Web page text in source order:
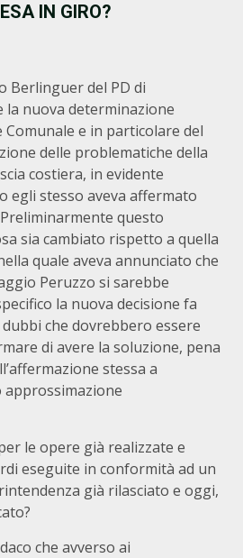
IN GIRO?
Berlinguer del PD di
nuova determinazione
Comunale e in particolare del
delle problematiche della
costiera, in evidente
egli stesso aveva affermato
questo
sia cambiato rispetto a quella
quale aveva annunciato che
Peruzzo si sarebbe
la nuova decisione fa
che dovrebbero essere
di avere la soluzione, pena
stessa a
le opere già realizzate e
eseguite in conformità ad un
già rilasciato e oggi,
che avverso ai